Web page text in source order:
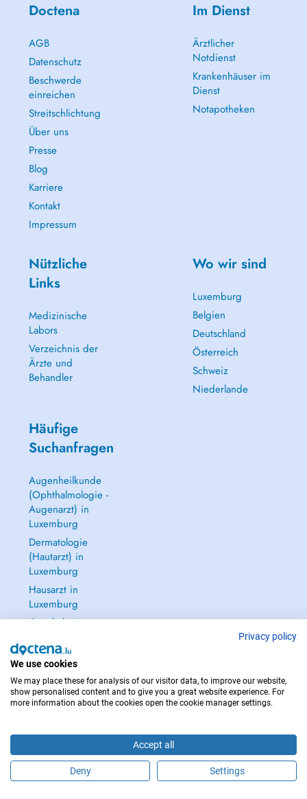
Doctena
AGB
Datenschutz
Beschwerde
einreichen
Streitschlichtung
Über uns
Presse
Blog
Karriere
Kontakt
Impressum
Im Dienst
Ärztlicher
Notdienst
Krankenhäuser im
Dienst
Notapotheken
Nützliche
Links
Medizinische
Labors
Verzeichnis der
Ärzte und
Behandler
Wo wir sind
Luxemburg
Belgien
Deutschland
Österreich
Schweiz
Niederlande
Häufige
Suchanfragen
Augenheilkunde
(Ophthalmologie -
Augenarzt) in
Luxemburg
Dermatologie
(Hautarzt) in
Luxemburg
Hausarzt in
Luxemburg
Gynäkologie
Frauenheilkunde)
in Luxemburg
Alle anzeigen →
IM NOTFALL WENDEN SIE SICH AN : 112
Copyright © 2026 - DOCTENA S.A. 42, Rue de la Vallée, L-2661 Luxembourg
Privacy policy
We use cookies
We may place these for analysis of our visitor data, to improve our website,
show personalised content and to give you a great website experience. For
more information about the cookies open the cookie manager settings.
Accept all
Deny Settings